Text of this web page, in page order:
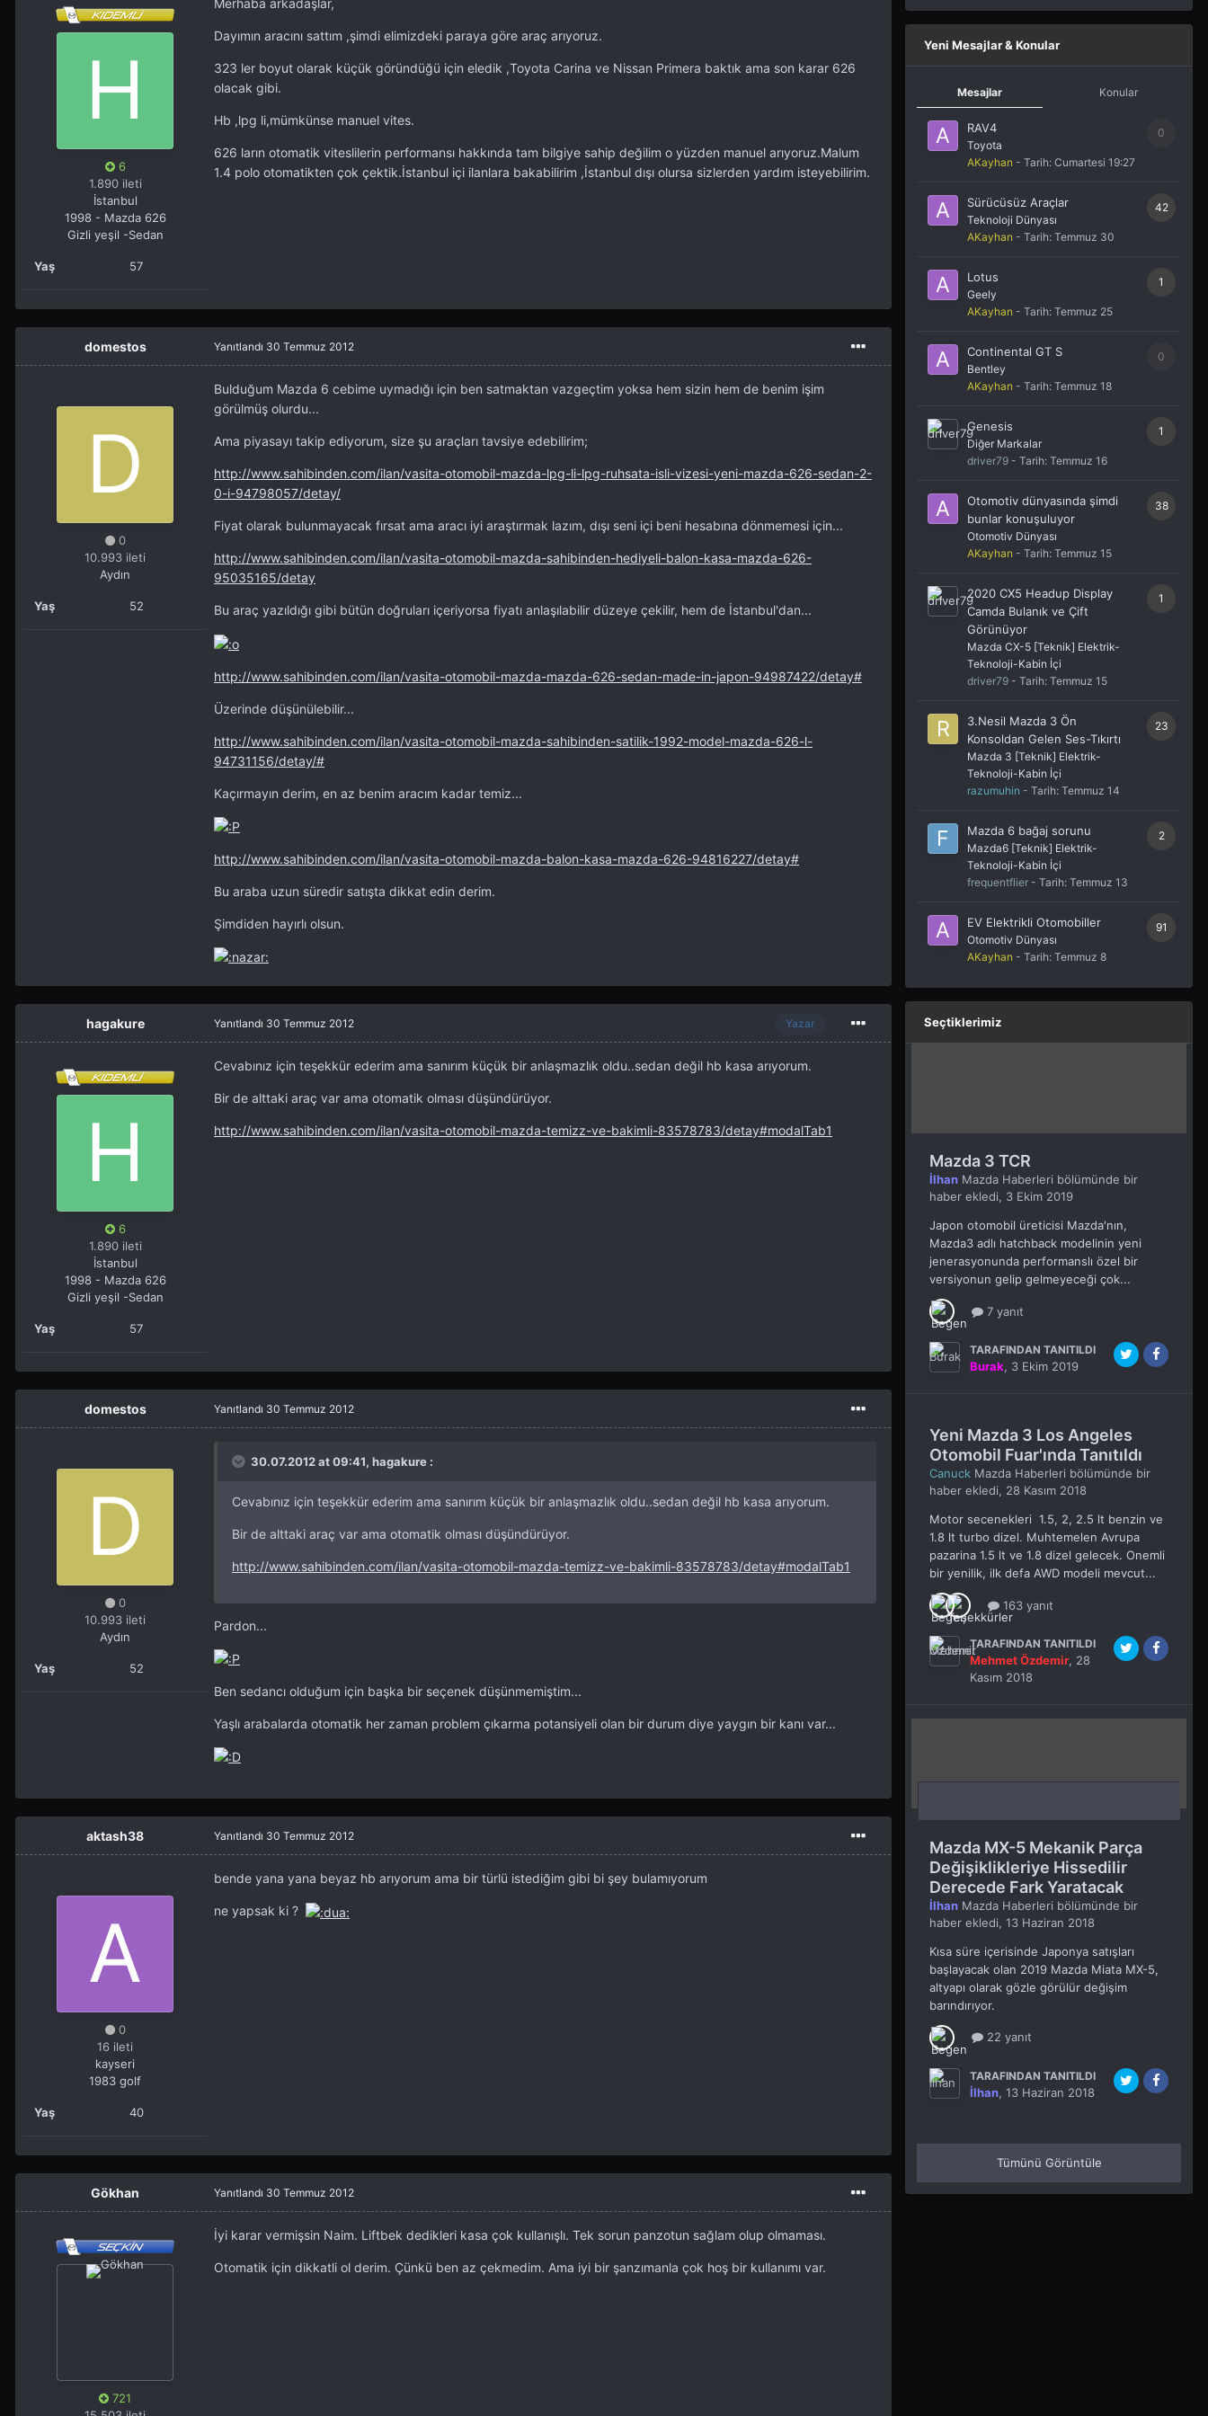
6
1.890 ileti
İstanbul
1998 - Mazda 626
Gizli yeşil -Sedan
Yaş 57
Merhaba arkadaşlar,
Dayımın aracını sattım ,şimdi elimizdeki paraya göre araç arıyoruz.
323 ler boyut olarak küçük göründüğü için eledik ,Toyota Carina ve Nissan Primera baktık ama son karar 626
olacak gibi.
Hb ,lpg li,mümkünse manuel vites.
626 ların otomatik viteslilerin performansı hakkında tam bilgiye sahip değilim o yüzden manuel arıyoruz.Malum
1.4 polo otomatikten çok çektik.İstanbul içi ilanlara bakabilirim ,İstanbul dışı olursa sizlerden yardım isteyebilirim.
domestos
0
10.993 ileti
Aydın
Yaş 52
Yanıtlandı 30 Temmuz 2012
Bulduğum Mazda 6 cebime uymadığı için ben satmaktan vazgeçtim yoksa hem sizin hem de benim işim
görülmüş olurdu...
Ama piyasayı takip ediyorum, size şu araçları tavsiye edebilirim;
http://www.sahibinden.com/ilan/vasita-otomobil-mazda-lpg-li-lpg-ruhsata-isli-vizesi-yeni-mazda-626-sedan-2-
0-i-94798057/detay/
Fiyat olarak bulunmayacak fırsat ama aracı iyi araştırmak lazım, dışı seni içi beni hesabına dönmemesi için...
http://www.sahibinden.com/ilan/vasita-otomobil-mazda-sahibinden-hediyeli-balon-kasa-mazda-626-
95035165/detay
Bu araç yazıldığı gibi bütün doğruları içeriyorsa fiyatı anlaşılabilir düzeye çekilir, hem de İstanbul'dan...
http://www.sahibinden.com/ilan/vasita-otomobil-mazda-mazda-626-sedan-made-in-japon-94987422/detay#
Üzerinde düşünülebilir...
http://www.sahibinden.com/ilan/vasita-otomobil-mazda-sahibinden-satilik-1992-model-mazda-626-l-
94731156/detay/#
Kaçırmayın derim, en az benim aracım kadar temiz...
http://www.sahibinden.com/ilan/vasita-otomobil-mazda-balon-kasa-mazda-626-94816227/detay#
Bu araba uzun süredir satışta dikkat edin derim.
Şimdiden hayırlı olsun.
hagakure
6
1.890 ileti
İstanbul
1998 - Mazda 626
Gizli yeşil -Sedan
Yaş 57
Yazar
Yanıtlandı 30 Temmuz 2012
Cevabınız için teşekkür ederim ama sanırım küçük bir anlaşmazlık oldu..sedan değil hb kasa arıyorum.
Bir de alttaki araç var ama otomatik olması düşündürüyor.
http://www.sahibinden.com/ilan/vasita-otomobil-mazda-temizz-ve-bakimli-83578783/detay#modalTab1
domestos
0
10.993 ileti
Aydın
Yaş 52
Yanıtlandı 30 Temmuz 2012
30.07.2012 at 09:41, hagakure :
Cevabınız için teşekkür ederim ama sanırım küçük bir anlaşmazlık oldu..sedan değil hb kasa arıyorum.
Bir de alttaki araç var ama otomatik olması düşündürüyor.
http://www.sahibinden.com/ilan/vasita-otomobil-mazda-temizz-ve-bakimli-83578783/detay#modalTab1
Pardon...
Ben sedancı olduğum için başka bir seçenek düşünmemiştim...
Yaşlı arabalarda otomatik her zaman problem çıkarma potansiyeli olan bir durum diye yaygın bir kanı var...
aktash38
0
16 ileti
kayseri
1983 golf
Yaş 40
Yanıtlandı 30 Temmuz 2012
bende yana yana beyaz hb arıyorum ama bir türlü istediğim gibi bi şey bulamıyorum
ne yapsak ki ?
Gökhan
721
Yanıtlandı 30 Temmuz 2012
İyi karar vermişsin Naim. Liftbek dedikleri kasa çok kullanışlı. Tek sorun panzotun sağlam olup olmaması.
Otomatik için dikkatli ol derim. Çünkü ben az çekmedim. Ama iyi bir şanzımanla çok hoş bir kullanımı var.
Yeni Mesajlar & Konular
Mesajlar Konular
0
RAV4
Toyota
AKayhan - Tarih: Cumartesi 19:27
42
Sürücüsüz Araçlar
Teknoloji Dünyası
AKayhan - Tarih: Temmuz 30
1
Lotus
Geely
AKayhan - Tarih: Temmuz 25
0
Continental GT S
Bentley
AKayhan - Tarih: Temmuz 18
1
Genesis
Diğer Markalar
driver79 - Tarih: Temmuz 16
38
Otomotiv dünyasında şimdi
bunlar konuşuluyor
Otomotiv Dünyası
AKayhan - Tarih: Temmuz 15
1
2020 CX5 Headup Display
Camda Bulanık ve Çift
Görünüyor
Mazda CX-5 [Teknik] Elektrik-
Teknoloji-Kabin İçi
driver79 - Tarih: Temmuz 15
23
3.Nesil Mazda 3 Ön
Konsoldan Gelen Ses-Tıkırtı
Mazda 3 [Teknik] Elektrik-
Teknoloji-Kabin İçi
razumuhin - Tarih: Temmuz 14
2
Mazda 6 bağaj sorunu
Mazda6 [Teknik] Elektrik-
Teknoloji-Kabin İçi
frequentflier - Tarih: Temmuz 13
91
EV Elektrikli Otomobiller
Otomotiv Dünyası
AKayhan - Tarih: Temmuz 8
Seçtiklerimiz
Mazda 3 TCR
İlhan Mazda Haberleri bölümünde bir
haber ekledi, 3 Ekim 2019
Japon otomobil üreticisi Mazda'nın,
Mazda3 adlı hatchback modelinin yeni
jenerasyonunda performanslı özel bir
versiyonun gelip gelmeyeceği çok...
7 yanıt
TARAFINDAN TANITILDI
Burak, 3 Ekim 2019
Yeni Mazda 3 Los Angeles
Otomobil Fuar'ında Tanıtıldı
Canuck Mazda Haberleri bölümünde bir
haber ekledi, 28 Kasım 2018
Motor secenekleri 1.5, 2, 2.5 lt benzin ve
1.8 lt turbo dizel. Muhtemelen Avrupa
pazarina 1.5 lt ve 1.8 dizel gelecek. Onemli
bir yenilik, ilk defa AWD modeli mevcut...
163 yanıt
TARAFINDAN TANITILDI
Mehmet Özdemir, 28
Kasım 2018
Mazda MX-5 Mekanik Parça
Değişiklikleriye Hissedilir
Derecede Fark Yaratacak
İlhan Mazda Haberleri bölümünde bir
haber ekledi, 13 Haziran 2018
Kısa süre içerisinde Japonya satışları
başlayacak olan 2019 Mazda Miata MX-5,
altyapı olarak gözle görülür değişim
barındırıyor.
22 yanıt
TARAFINDAN TANITILDI
İlhan, 13 Haziran 2018
Tümünü Görüntüle